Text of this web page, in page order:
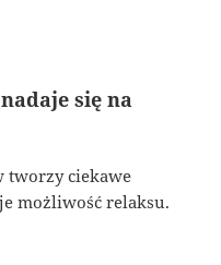
się na
tworzy ciekawe
możliwość relaksu.